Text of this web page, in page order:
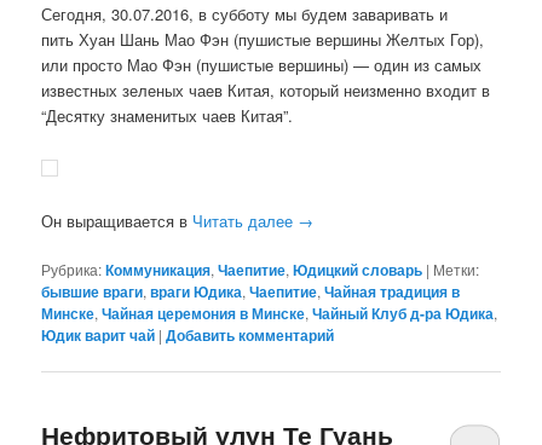
Сегодня, 30.07.2016, в субботу мы будем заваривать и
пить Хуан Шань Мао Фэн (пушистые вершины Желтых Гор),
или просто Мао Фэн (пушистые вершины) — один из самых
известных зеленых чаев Китая, который неизменно входит в
“Десятку знаменитых чаев Китая”.
Он выращивается в Читать далее →
Рубрика:Коммуникация,Чаепитие,Юдицкий словарь | Метки:
бывшие враги,враги Юдика,Чаепитие,Чайная традиция в
Минске,Чайная церемония в Минске,Чайный Клуб д-ра Юдика,
Юдик варит чай |Добавить комментарий
Нефритовый улун Те Гуань